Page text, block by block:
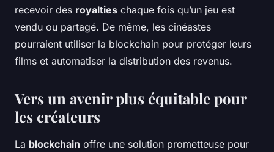
recevoir des royalties chaque fois qu’un jeu est
vendu ou partagé. De même, les cinéastes
pourraient utiliser la blockchain pour protéger leurs
films et automatiser la distribution des revenus.
Vers un avenir plus équitable pour
les créateurs
La blockchain offre une solution prometteuse pour